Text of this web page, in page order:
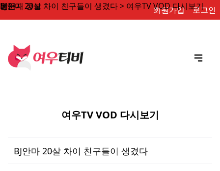
BJ안마 20살 차이 친구들이 생겼다 > 여우TV VOD 다시보기
회원가입 로그인
여우TV VOD 다시보기
BJ안마 20살 차이 친구들이 생겼다
페이지 정보
본문